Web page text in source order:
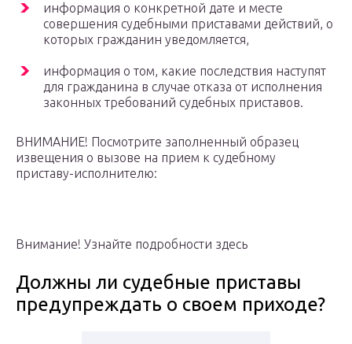
информация о конкретной дате и месте
совершения судебными приставами действий, о
которых гражданин уведомляется,
информация о том, какие последствия наступят
для гражданина в случае отказа от исполнения
законных требований судебных приставов.
ВНИМАНИЕ! Посмотрите заполненный образец
извещения о вызове на прием к судебному
приставу-исполнителю:
Внимание! Узнайте подробности здесь
Должны ли судебные приставы
предупреждать о своем приходе?